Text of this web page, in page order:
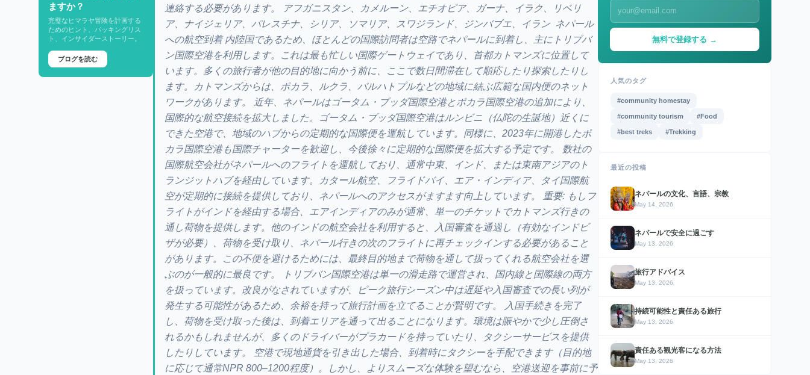
ますか？
完璧なヒマラヤ冒険を計画する
ためのヒント、パッキングリス
ト、インサイダーストーリー。
ブログを読む
連絡する必要があります。 アフガニスタン、カメルーン、エチオピア、ガーナ、イラク、リベリ
ア、ナイジェリア、パレスチナ、シリア、ソマリア、スワジランド、ジンバブエ、イラン ネパール
への航空到着 内陸国であるため、ほとんどの国際訪問者は空路でネパールに到着し、主にトリブバ
ン国際空港を利用します。これは最も忙しい国際ゲートウェイであり、首都カトマンズに位置して
います。多くの旅行者が他の目的地に向かう前に、ここで数日間滞在して順応したり探索したりし
ます。カトマンズからは、ポカラ、ルクラ、バルハトプルなどの地域に結ぶ広範な国内便のネット
ワークがあります。 近年、ネパールはゴータム・ブッダ国際空港とポカラ国際空港の追加により、
国際的な航空接続を拡大しました。ゴータム・ブッダ国際空港はルンビニ（仏陀の生誕地）近くに
できた空港で、地域のハブからの定期的な国際便を運航しています。同様に、2023年に開港したポ
カラ国際空港も国際チャーターを歓迎し、今後徐々に定期的な国際便を拡大する予定です。 数社の
国際航空会社がネパールへのフライトを運航しており、通常中東、インド、または東南アジアのト
ランジットハブを経由しています。カタール航空、フライドバイ、エア・インディア、タイ国際航
空が定期的に接続を提供しており、ネパールへのアクセスがますます向上しています。 重要: もしフ
ライトがインドを経由する場合、エアインディアのみが通常、単一のチケットでカトマンズ行きの
通し荷物を提供します。他のインドの航空会社を利用すると、入国審査を通過し（有効なインドビ
ザが必要）、荷物を受け取り、ネパール行きの次のフライトに再チェックインする必要があること
があります。この不便を避けるためには、最終目的地まで荷物を通して扱ってくれる航空会社を選
ぶのが一般的に最良です。 トリブバン国際空港は単一の滑走路で運営され、国内線と国際線の両方
を扱っています。改良がなされていますが、ピーク旅行シーズン中は遅延や入国審査での長い列が
発生する可能性があるため、余裕を持って旅行計画を立てることが賢明です。 入国手続きを完了
し、荷物を受け取った後は、到着エリアを通って出ることになります。環境は賑やかで少し圧倒さ
れるかもしれませんが、多くのドライバーがプラカードを持っていたり、タクシーサービスを提供
したりしています。 空港で現地通貨を引き出した場合、到着時にタクシーを手配できます（目的地
に応じて通常NPR 800–1200程度）。しかし、よりスムーズな体験を望むなら、空港送迎を事前に予
無料で登録する →
人気のタグ
#community homestay
#community tourism #Food
#best treks #Trekking
最近の投稿
ネパールの文化、言語、宗教
May 14, 2026
ネパールで安全に過ごす
May 13, 2026
旅行アドバイス
May 13, 2026
持続可能性と責任ある旅行
May 13, 2026
責任ある観光客になる方法
May 13, 2026